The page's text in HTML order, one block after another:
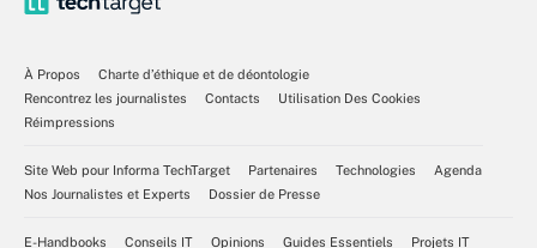
À Propos
Charte d’éthique et de déontologie
Rencontrez les journalistes
Contacts
Utilisation Des Cookies
Réimpressions
Site Web pour Informa TechTarget Partenaires Technologies
Agenda
Nos Journalistes et Experts
Dossier de Presse
E-Handbooks Conseils IT Opinions Guides Essentiels Projets IT